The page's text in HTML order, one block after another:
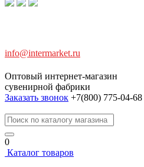
info@intermarket.ru
Оптовый интернет-магазин
сувенирной фабрики
Заказать звонок +7(800) 775-04-68
0
Каталог товаров